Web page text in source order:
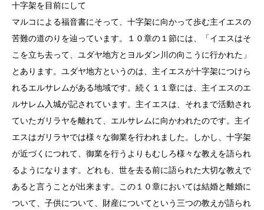
十字架を目前にして
マルコによる福音書にそって、十字架に向かって歩む主イエスの
苦難の道のりを辿っています。１０章の１節には、「イエスはそ
こを立ち去って、ユダヤ地方とヨルダン川の向こうに行かれた」
とあります。ユダヤ地方というのは、主イエスが十字架につけら
れるエルサレムがある地域です。続く１１章には、主イエスのエ
ルサレム入城が記されています。主イエスは、それまで活動され
ていたガリラヤを離れて、エルサレムに向かわれたのです。主イ
エスはガリラヤでは様々な御業を行われました。しかし、十字架
が近づくにつれて、御業を行うよりもむしろ様々な教えを語られ
るようになります。どれも、世を去る前に語られた大切な教えで
あると言うことが出来ます。この１０章においては結婚と離婚に
ついて、子供について、財産についてという三つの教えが語られ